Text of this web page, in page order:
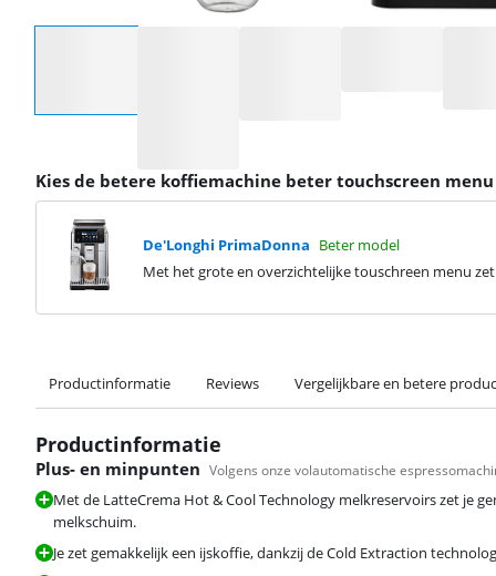
Kies de betere koffiemachine beter touchscreen menu
De'Longhi PrimaDonna Beter model
Met het grote en overzichtelijke touschreen menu
Productinformatie Reviews Vergelijkbare en betere
Productinformatie
Plus- en minpunten Volgens onze volautomatische
Met de LatteCrema Hot & Cool Technology melkreservoirs zet je
melkschuim.
Je zet gemakkelijk een ijskoffie, dankzij de Cold Extraction